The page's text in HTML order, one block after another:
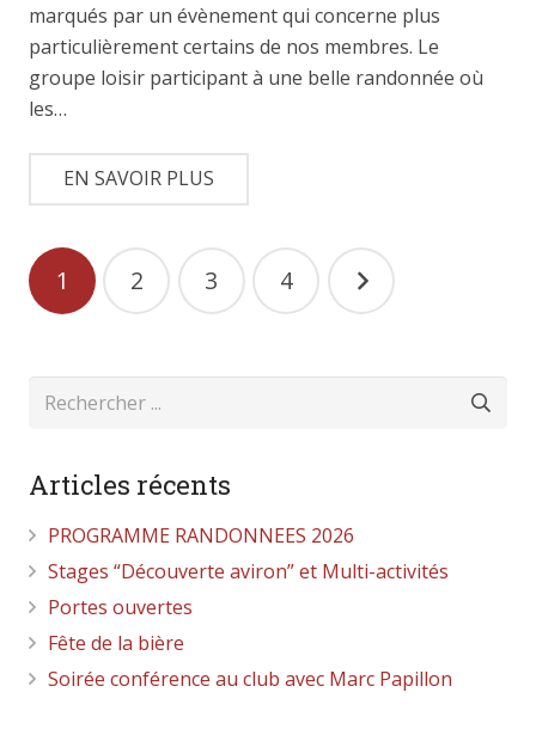
marqués par un évènement qui concerne plus
particulièrement certains de nos membres. Le
groupe loisir participant à une belle randonnée où
les…
EN SAVOIR PLUS
Pagination
des
publications
1 2 3 4
Articles récents
PROGRAMME RANDONNEES 2026
Stages “Découverte aviron” et Multi-activités
Portes ouvertes
Fête de la bière
Soirée conférence au club avec Marc Papillon